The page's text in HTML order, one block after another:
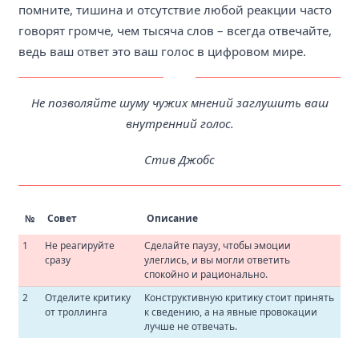
помните, тишина и отсутствие любой реакции часто
говорят громче, чем тысяча слов – всегда отвечайте,
ведь ваш ответ это ваш голос в цифровом мире.
Не позволяйте шуму чужих мнений заглушить ваш
внутренний голос.
Стив Джобс
№ Совет
Описание
1
Не реагируйте
сразу
Сделайте паузу, чтобы эмоции
улеглись, и вы могли ответить
спокойно и рационально.
2
Отделите критику
от троллинга
Конструктивную критику стоит принять
к сведению, а на явные провокации
лучше не отвечать.